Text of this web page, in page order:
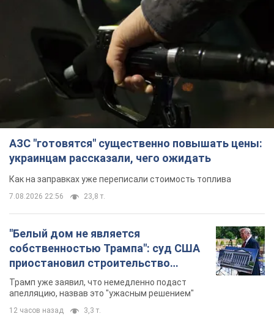
АЗС "готовятся" существенно повышать цены:
украинцам рассказали, чего ожидать
Как на заправках уже переписали стоимость топлива
7.08.2026 22:56 23,8 т.
"Белый дом не является
собственностью Трампа": суд США
приостановил строительство
бального зала стоимостью 400 млн
долларов
Трамп уже заявил, что немедленно подаст
апелляцию, назвав это "ужасным решением"
12 часов назад 3,3 т.